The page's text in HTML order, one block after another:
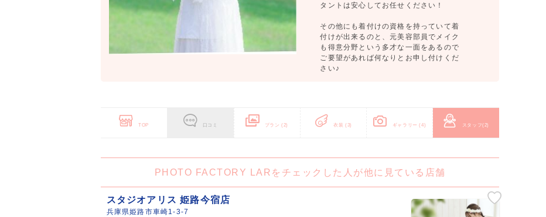
タントは安心してお任せください！
その他にも着付けの資格を持っていて着
付けが出来るのと、元美容部員でメイク
も得意分野という多才な一面をあるので
ご要望があれば何なりとお申し付けくだ
さい♪
TOP 口コミ プラン(2) 衣装(3) ギャラリー(4) スタッフ(2)
PHOTO FACTORY LARをチェックした人が他に見ている店舗
スタジオアリス 姫路今宿店
兵庫県姫路市車崎1-3-7